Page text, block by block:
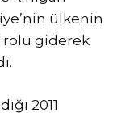
ülkenin
giderek
2011